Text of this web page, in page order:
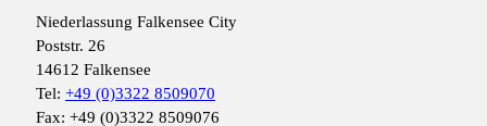
Niederlassung Falkensee City
Poststr. 26
14612 Falkensee
Tel: +49 (0)3322 8509070
Fax: +49 (0)3322 8509076